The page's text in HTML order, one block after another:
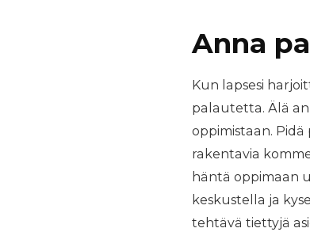
Anna
Kun lapsesi
palautetta. Älä
oppimistaan.
rakentavia
häntä oppimaan
keskustella ja
tehtävä tiettyjä